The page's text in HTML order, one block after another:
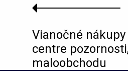
Vianočné
centre
maloobchodu